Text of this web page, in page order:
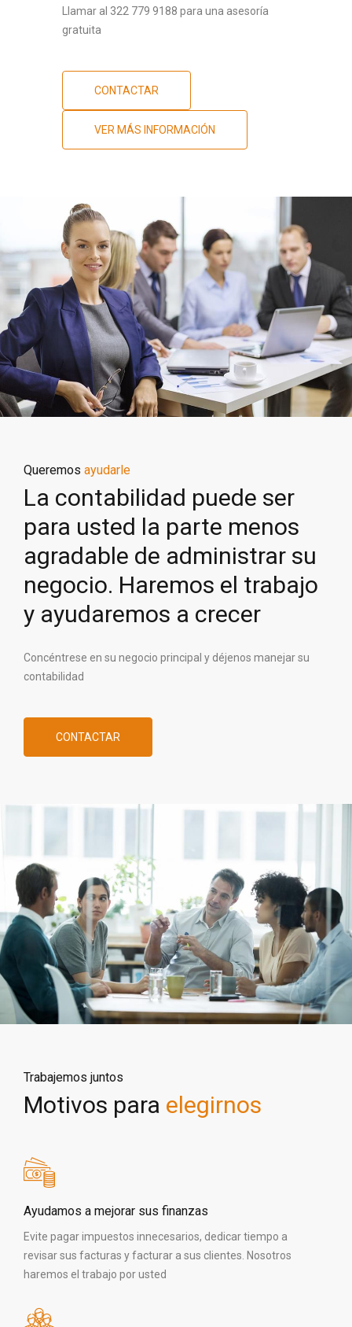
Llamar al 322 779 9188 para una asesoría
gratuita
CONTACTAR
VER MÁS INFORMACIÓN
Queremos ayudarle
La contabilidad puede ser
para usted la parte menos
agradable de administrar su
negocio. Haremos el trabajo
y ayudaremos a crecer
Concéntrese en su negocio principal y déjenos manejar su
contabilidad
CONTACTAR
Trabajemos juntos
Motivos para elegirnos
Ayudamos a mejorar sus finanzas
Evite pagar impuestos innecesarios, dedicar tiempo a
revisar sus facturas y facturar a sus clientes. Nosotros
haremos el trabajo por usted